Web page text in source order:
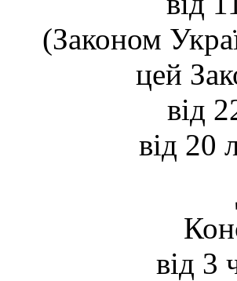
(Законом
цей
від
від 20
від 3